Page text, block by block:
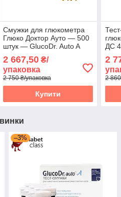
Смужки для глюкометра
Глюко Доктор Ауто — 500
штук — GlucoDr. Auto A
2 667,50₴/
упаковка
2 750 ₴/упаковка
Купити
ДС
по
2
2
–3%